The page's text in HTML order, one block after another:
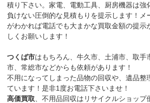
積り下さい。家電、電動工具、厨房機器は強
負けない圧倒的な見積もりを提示します！メ
がわかれば電話でも大まかな買取金額の提示
しくお願いします！
つくば市はもちろん、牛久市、土浦市、取手
市、常総市などからも依頼があります！
不用になってしまった品物の回収や、遺品整
ています！是非1度お電話下さいませ！
高価買取 、不用品回収はリサイクルショップ